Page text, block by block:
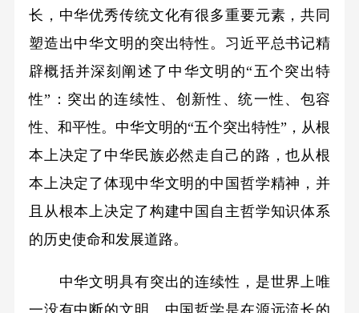
长，中华优秀传统文化有很多重要元素，共同
塑造出中华文明的突出特性。习近平总书记精
辟概括并深刻阐述了中华文明的“五个突出特
性”：突出的连续性、创新性、统一性、包容
性、和平性。中华文明的“五个突出特性”，从根
本上决定了中华民族必然走自己的路，也从根
本上决定了体现中华文明的中国哲学精神，并
且从根本上决定了构建中国自主哲学知识体系
的历史使命和发展道路。
中华文明具有突出的连续性，是世界上唯